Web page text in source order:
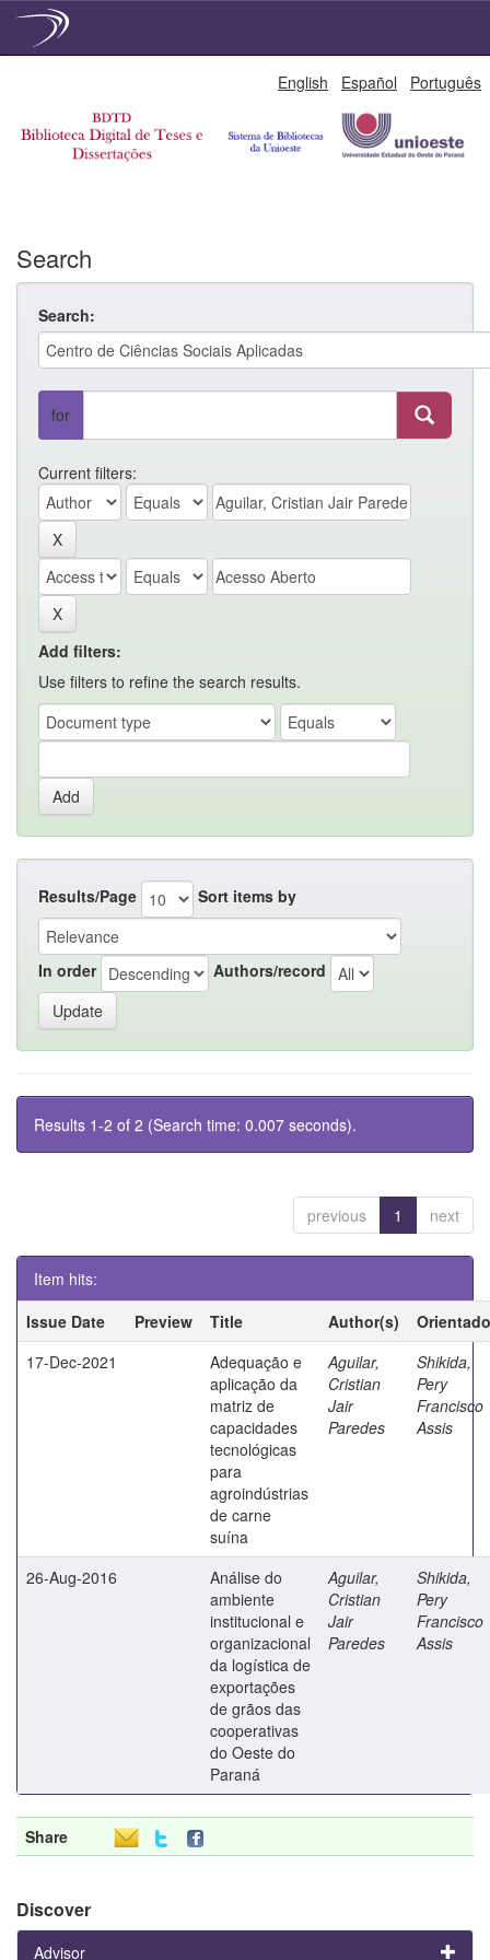
English Español Português
Search
Search:
for
Current filters:
Add filters:
Use filters to refine the search results.
Results/Page Sort items by
In order Authors/record
Results 1-2 of 2 (Search time: 0.007 seconds).
previous 1 next
Item hits:
Issue Date
Preview Title Author(s)
17-Dec-2021
Adequação e
aplicação da
matriz de
capacidades
tecnológicas
para
agroindústrias
de carne
suína
Aguilar,
Cristian
Jair
Paredes
Shikida,
Pery
Francisco
Assis
26-Aug-2016
Análise do
ambiente
institucional e
organizacional
da logística de
exportações
de grãos das
cooperativas
do Oeste do
Paraná
Aguilar,
Cristian
Jair
Paredes
Shikida,
Pery
Francisco
Assis
Share
Discover
Advisor